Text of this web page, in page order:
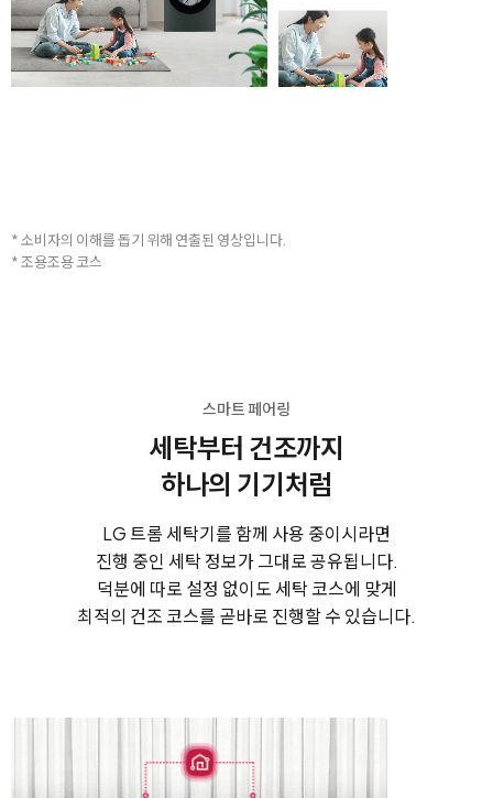
* 소비자의 이해를 돕기 위해 연출된 영상입니다.
* 조용조용 코스
스마트 페어링
세탁부터 건조까지
하나의 기기처럼
LG 트롬 세탁기를 함께 사용 중이시라면
진행 중인 세탁 정보가 그대로 공유됩니다.
덕분에 따로 설정 없이도 세탁 코스에 맞게
최적의 건조 코스를 곧바로 진행할 수 있습니다.